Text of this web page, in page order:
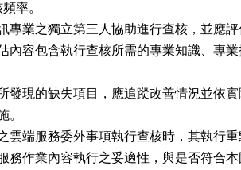
頻率。
專業之獨立第三人協助進行查核，並應
估內容包含執行查核所需的專業知識、專
發現的缺失項目，應追蹤改善情況並依
。
雲端服務委外事項執行查核時，其執行
務作業內容執行之妥適性，與是否符合